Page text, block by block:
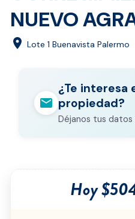
NUEVO
location_on Lote 1 Buenavista Palermo
mail
¿Te interesa
propiedad?
Déjanos tus
Correo electrónicoHoy